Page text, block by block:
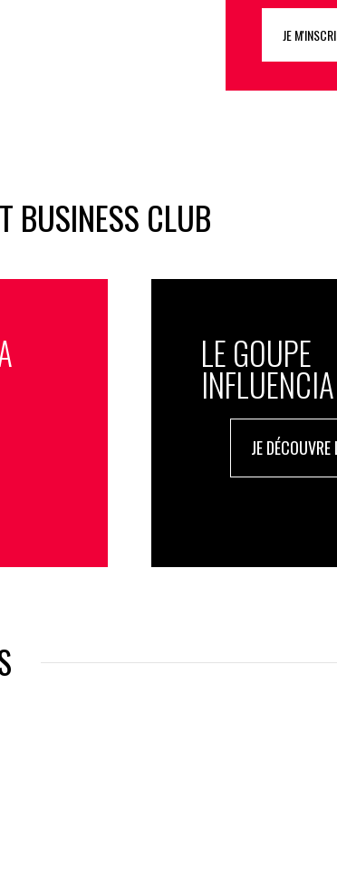
JE
BUSINESS CLUB
LE GOUPE
INFLUENCIA
JE